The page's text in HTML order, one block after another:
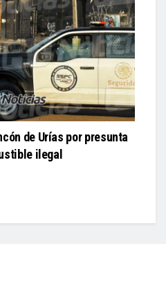
de Urías por presunta
ilegal